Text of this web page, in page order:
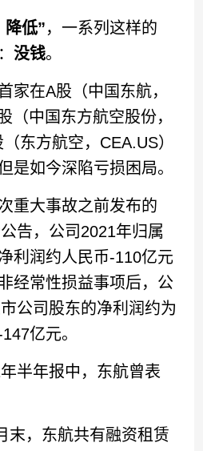
降低”，一系列这样的
没钱。
在A股（中国东航，
（中国东方航空股份，
东方航空，CEA.US）
是如今深陷亏损困局。
大事故之前发布的
告，公司2021年归属
利润约人民币-110亿元
经常性损益事项后，公
公司股东的净利润约为
亿元。
年报中，东航曾表
，东航共有融资租赁